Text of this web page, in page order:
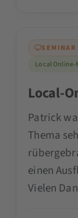
Local
Local-
Patrick
Thema
einen
Vielen